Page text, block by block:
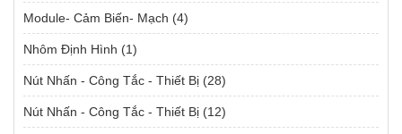
Module- Cảm Biến- Mạch (4)
Nhôm Định Hình (1)
Nút Nhấn - Công Tắc - Thiết Bị (28)
Nút Nhấn - Công Tắc - Thiết Bị (12)